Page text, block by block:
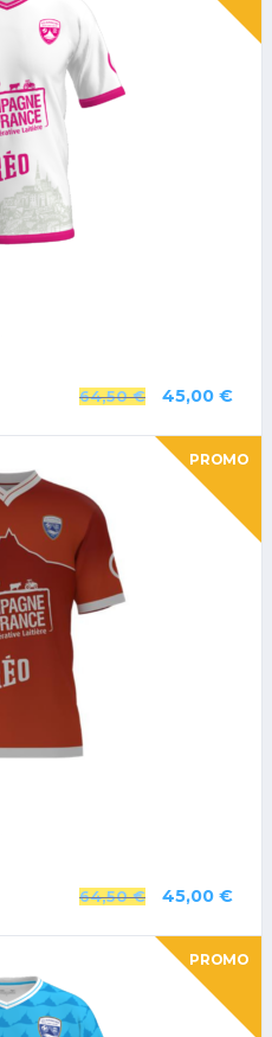
64,50€ 45,00 €
PROMO
64,50€ 45,00 €
PROMO